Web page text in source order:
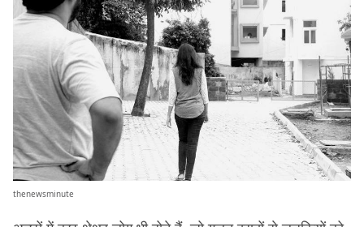
thenewsminute